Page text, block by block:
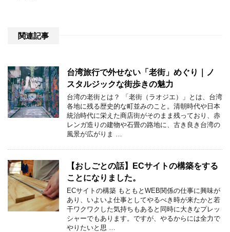
関連記事
台湾旅行で外せない「老街」めぐり｜ノ
スタルジックな街歩きの魅力
台湾の老街とは？ 「老街（ラオジエ）」とは、台湾
各地に残る歴史的な町並みのこと。清朝時代や日本
統治時代に栄えた商店街がそのまま残っており、赤
レンガ造りの建物や石畳の路地に、古き良き台湾の
風景が広がりま …
【おしごとの話】ECサイトの構築をする
ことになりました。
ECサイトの構築 もともとWEB関係の仕事に興味が
あり、いよいよ仕事としてやるべき時が来たかと若
干ワクワクした気持ちもあると同時に大きなプレッ
シャーでもあります。ですが、やるからには全力で
やりたいと思 …